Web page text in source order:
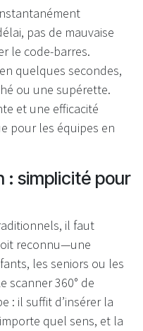
pas de mauvaise
le code-barres.
quelques secondes,
ou une supérette.
et une efficacité
pour les équipes en
: simplicité pour
il faut
reconnu—une
les seniors ou les
scanner 360° de
: il suffit d’insérer la
quel sens, et la